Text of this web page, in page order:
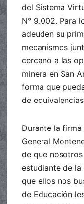
del Sistema
N° 9.002. Para
adeuden su
mecanismos
cercano a las
minera en San
forma que
de
Durante la
General
de que
estudiante de la
que ellos nos
de Educación